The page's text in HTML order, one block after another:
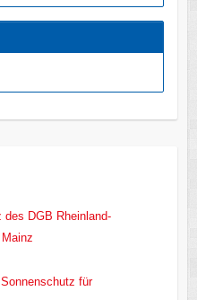
DGB Rheinland-
für